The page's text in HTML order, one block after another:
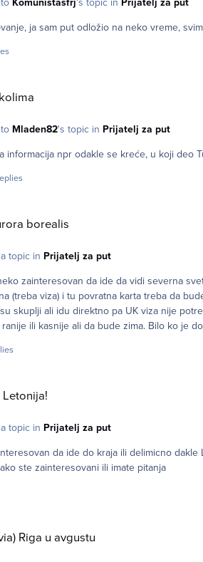
Komunistasfrj's topic in Prijatelj za put
Mladen82's topic in Prijatelj za put
informacija npr odakle se kreće, u koji deo
borealis
topic in Prijatelj za put
zainteresovan da ide da vidi severna
(treba viza) i tu povratna karta treba da
skuplji ali idu direktno pa UK viza nije
ili kasnije ali da bude zima. Bilo ko je
topic in Prijatelj za put
da ide do kraja ili delimicno
ste zainteresovani ili imate pitanja
Riga u avgustu